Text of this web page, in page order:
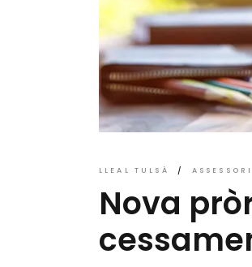
LLEAL TULSÀ
Nova